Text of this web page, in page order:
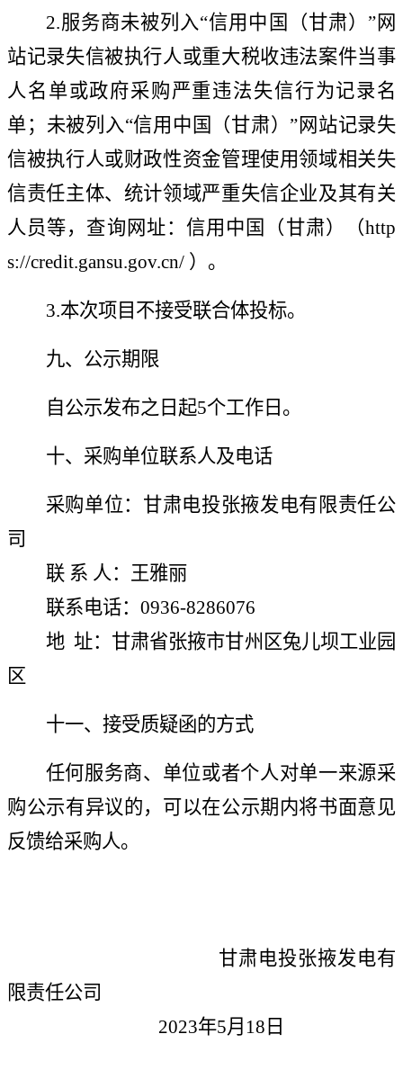
2.服务商未被列入“信用中国 （甘肃） ”网
站记录失信被执行人或重大税收违法案件当事
人名单或政府采购严重违法失信行为记录名
单；未被列入“信用中国
（甘肃）”网站记录失
信被执行人或财政性资金管理使用领域相关失
信责任主体、统计领域严重失信企业及其有关
人员等，查询网址：信用中国 （ 甘肃）（http
s://credit.gansu.gov.cn/ ） 。
3.本次项目不接受联合体投标。
九、公示期限
自公示发布之日起5个工作日 。
十、采购单位联系人及电话
采购单位：甘肃电投张掖发电有限责任公
司
联 系 人：王雅丽
联系电话： 0936-8286076
地 址：甘肃省张掖市甘州区兔儿坝工业园
区
十一、接受质疑函的方式
任何服务商、单位或者个人对单一来源采
购公示有异议的，可以在公示期内将书面意见
反馈给采购人。
甘肃电投张掖发电有
限责任公司
2023年5月18日